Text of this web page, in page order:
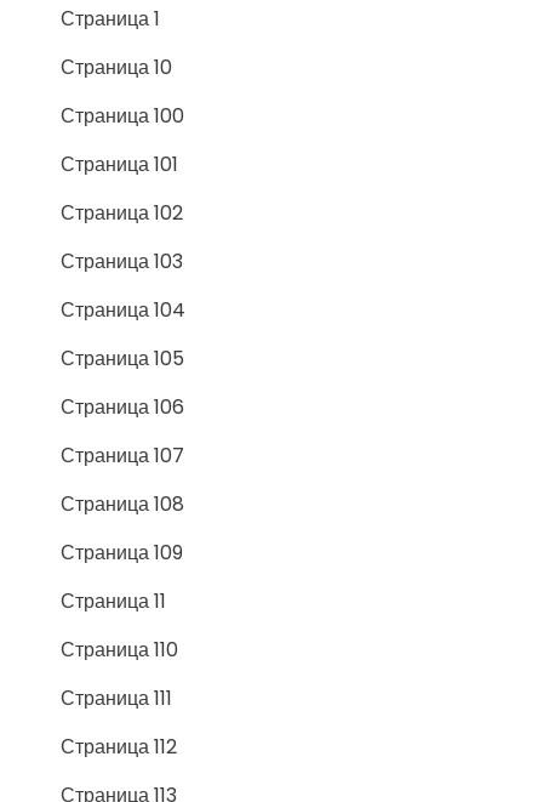
Страница 1
Страница 10
Страница 100
Страница 101
Страница 102
Страница 103
Страница 104
Страница 105
Страница 106
Страница 107
Страница 108
Страница 109
Страница 11
Страница 110
Страница 111
Страница 112
Страница 113